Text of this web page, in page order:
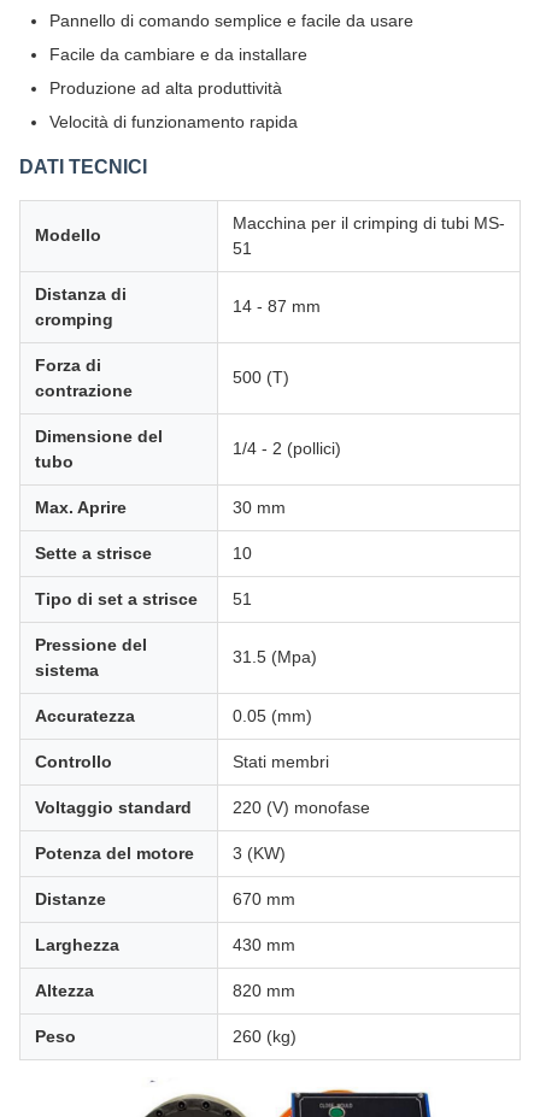
Pannello di comando semplice e facile da usare
Facile da cambiare e da installare
Produzione ad alta produttività
Velocità di funzionamento rapida
DATI TECNICI
Modello
Macchina per il crimping di tubi MS-
51
Distanza di
cromping
14 - 87 mm
Forza di
contrazione
500 (T)
Dimensione del
tubo
1/4 - 2 (pollici)
Max. Aprire 30 mm
Sette a strisce 10
Tipo di set a strisce 51
Pressione del
sistema
31.5 (Mpa)
Accuratezza 0.05 (mm)
Controllo Stati membri
Voltaggio standard 220 (V) monofase
Potenza del motore 3 (KW)
Distanze 670 mm
Larghezza 430 mm
Altezza 820 mm
Peso 260 (kg)